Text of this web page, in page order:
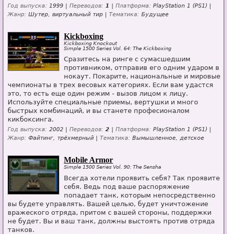
Год выпуска: 1999 | Переводов: 1 | Платформа: PlayStation 1 (PS1) |
Жанр: Шутер, виртуальный тир | Тематика: Будущее
Kickboxing
Kickboxing Knockout
Simple 1500 Series Vol. 64: The Kickboxing
Сразитесь на ринге с сумасшедшим
противником, отправив его одним ударом в
нокаут. Покарите, национальные и мировые
чемпионаты в трех весовых категориях. Если вам удастся
это, то есть еще один режим - вызов лицом к лицу.
Используйте специальные приемы, вертушки и много
быстрых комбинаций, и вы станете професионалом
кикбоксинга.
Год выпуска: 2002 | Переводов: 2 Платформа: PlayStation 1 (PS1) |
Жанр: Файтинг, трёхмерный | Тематика: Вымышленное, детское
Mobile Armor
Simple 1500 Series Vol. 90: The Sensha
Всегда хотели проявить себя? Так проявите
себя. Ведь под ваше распоряжение
попадает танк, которым непосредственно
вы будете управлять. Вашей целью, будет уничтожение
вражеского отряда, притом с вашей стороны, поддержки
не будет. Вы и ваш танк, должны выстоять против отряда
танков.